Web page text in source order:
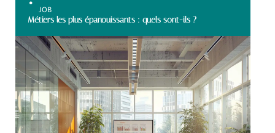
JOB
Métiers les plus épanouissants : quels sont-ils ?